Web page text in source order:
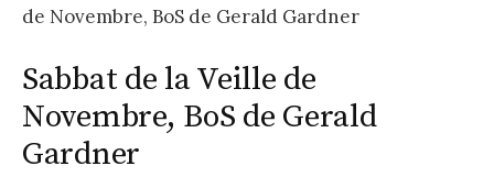
de Novembre, BoS de Gerald Gardner
Sabbat de la Veille de
Novembre, BoS de Gerald
Gardner